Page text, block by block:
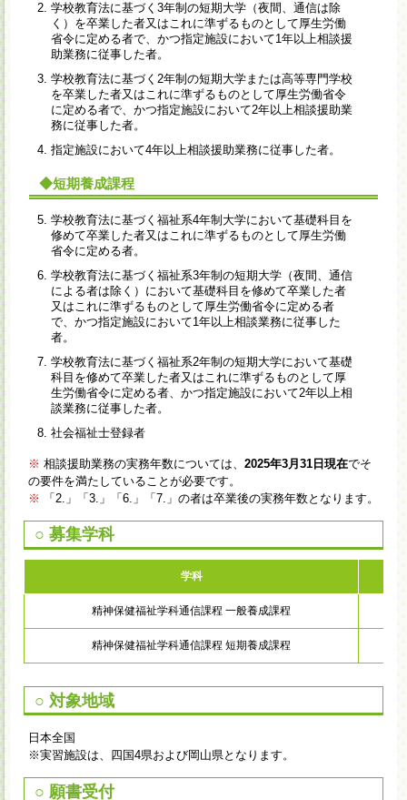
学校教育法に基づく3年制の短期大学（夜間、通信は除
く）を卒業した者又はこれに準ずるものとして厚生労働
省令に定める者で、かつ指定施設において1年以上相談援
助業務に従事した者。
学校教育法に基づく2年制の短期大学または高等専門学校
を卒業した者又はこれに準ずるものとして厚生労働省令
に定める者で、かつ指定施設において2年以上相談援助業
務に従事した者。
指定施設において4年以上相談援助業務に従事した者。
◆短期養成課程
学校教育法に基づく福祉系4年制大学において基礎科目を
修めて卒業した者又はこれに準ずるものとして厚生労働
省令に定める者。
学校教育法に基づく福祉系3年制の短期大学（夜間、通信
による者は除く）において基礎科目を修めて卒業した者
又はこれに準ずるものとして厚生労働省令に定める者
で、かつ指定施設において1年以上相談業務に従事した
者。
学校教育法に基づく福祉系2年制の短期大学において基礎
科目を修めて卒業した者又はこれに準ずるものとして厚
生労働省令に定める者、かつ指定施設において2年以上相
談業務に従事した者。
社会福祉士登録者
※相談援助業務の実務年数については、2025年3月31日現在でそ
の要件を満たしていることが必要です。
※
「2.」「3.」「6.」「7.」の者は卒業後の実務年数となります。
○ 募集学科
学科
精神保健福祉学科通信課程 一般養成課程
精神保健福祉学科通信課程 短期養成課程
○ 対象地域
日本全国
※実習施設は、四国4県および岡山県となります。
○ 願書受付